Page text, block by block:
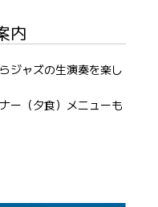
内
ジャズの生演奏を楽し
ー（夕食）メニューも